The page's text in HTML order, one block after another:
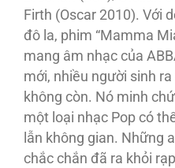
Firth (Oscar 2010). Với
đô la, phim “Mamma
mang âm nhạc của
mới, nhiều người sinh
không còn. Nó minh
một loại nhạc Pop có
lẫn không gian. Những
chắc chắn đã ra khỏi